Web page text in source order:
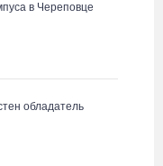
в Череповце
обладатель